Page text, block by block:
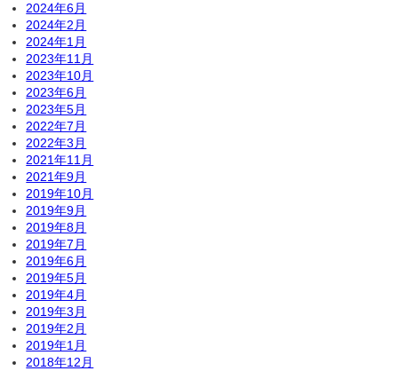
2024年6月
2024年2月
2024年1月
2023年11月
2023年10月
2023年6月
2023年5月
2022年7月
2022年3月
2021年11月
2021年9月
2019年10月
2019年9月
2019年8月
2019年7月
2019年6月
2019年5月
2019年4月
2019年3月
2019年2月
2019年1月
2018年12月